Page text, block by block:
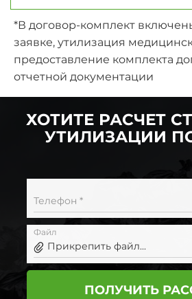
*В договор-комплект
заявке, утилизация
предоставление комплекта
отчетной документации
ХОТИТЕ РАСЧЕТ
УТИЛИЗАЦИИ
Телефон *
Файл
Прикрепить файл...
ПОЛУЧИТЬ